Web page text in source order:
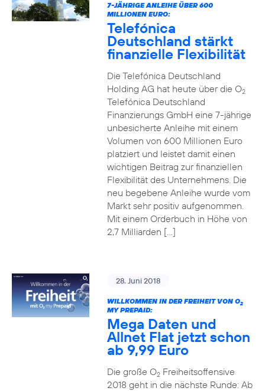
7-JÄHRIGE ANLEIHE ÜBER 600
MILLIONEN EURO:
Telefónica
Deutschland stärkt
finanzielle Flexibilität
Die Telefónica Deutschland
Holding AG hat heute über die O2
Telefónica Deutschland
Finanzierungs GmbH eine 7-jährige
unbesicherte Anleihe mit einem
Volumen von 600 Millionen Euro
platziert und leistet damit einen
wichtigen Beitrag zur finanziellen
Flexibilität des Unternehmens. Die
neu begebene Anleihe wurde vom
Markt sehr positiv aufgenommen.
Mit einem Orderbuch in Höhe von
2,7 Milliarden […]
28. Juni 2018
WILLKOMMEN IN DER FREIHEIT VON O2
MY PREPAID:
Mega Daten und
Allnet Flat jetzt schon
ab 9,99 Euro
Die große O2Freiheitsoffensive
2018 geht in die nächste Runde: Ab